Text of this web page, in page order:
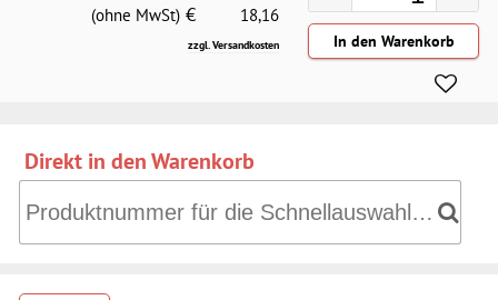
(ohne MwSt) € 18,16
zzgl. Versandkosten
Direkt in den Warenkorb